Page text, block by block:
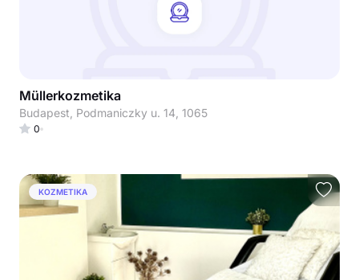
Müllerkozmetika
Budapest, Podmaniczky u. 14, 1065
0
KOZMETIKA